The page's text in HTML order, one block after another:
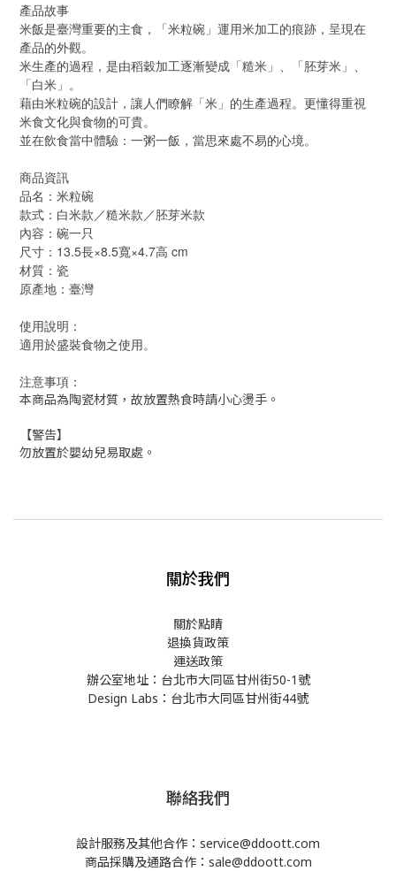
產品故事
米飯是臺灣重要的主食，「米粒碗」運用米加工的痕跡，呈現在
產品的外觀。
米生產的過程，是由稻穀加工逐漸變成「糙米」、「胚芽米」、
「白米」。
藉由米粒碗的設計，讓人們瞭解「米」的生產過程。更懂得重視
米食文化與食物的可貴。
並在飲食當中體驗：一粥一飯，當思來處不易的心境。
商品資訊
品名：米粒碗
款式：白米款／糙米款／胚芽米款
內容：碗一只
尺寸：13.5長×8.5寬×4.7高 cm
材質：瓷
原產地：臺灣
使用說明：
適用於盛裝食物之使用。
注意事項：
本商品為陶瓷材質，故放置熱食時請小心燙手。
【警告】
勿放置於嬰幼兒易取處。
關於我們
關於點睛
退換貨政策
運送政策
辦公室地址：台北市大同區甘州街50-1號
Design Labs：台北市大同區甘州街44號
聯絡我們
設計服務及其他合作：service@ddoott.com
商品採購及通路合作：sale@ddoott.com